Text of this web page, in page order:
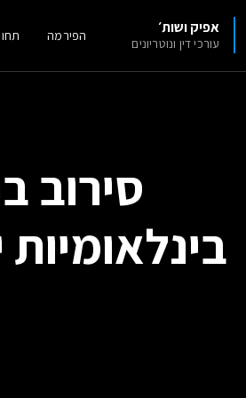
אפיק ושות׳
עורכי דין ונוטריונים הפירמה
סירוב